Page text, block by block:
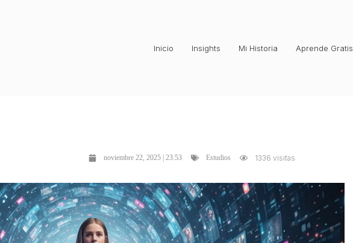
Inicio Insights Mi Historia Aprende Gratis
noviembre 22, 2025 | 23:53 Estudios 1336 visitas